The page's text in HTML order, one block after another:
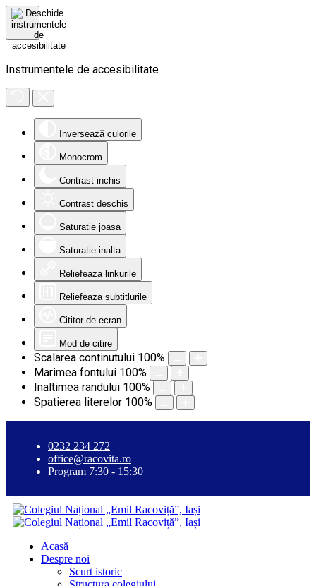
Instrumentele de accesibilitate
Inversează culorile
Monocrom
Contrast inchis
Contrast deschis
Saturatie joasa
Saturatie inalta
Reliefeaza linkurile
Reliefeaza subtitlurile
Cititor de ecran
Mod de citire
Scalarea continutului 100%
Marimea fontului 100%
Inaltimea randului 100%
Spatierea literelor 100%
0232 234 272
office@racovita.ro
Program 7:30 - 15:30
Acasă
Despre noi
Scurt istoric